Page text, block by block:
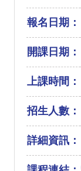
報名日期：
開課日期：
上課時間：
招生人數：
詳細資訊：